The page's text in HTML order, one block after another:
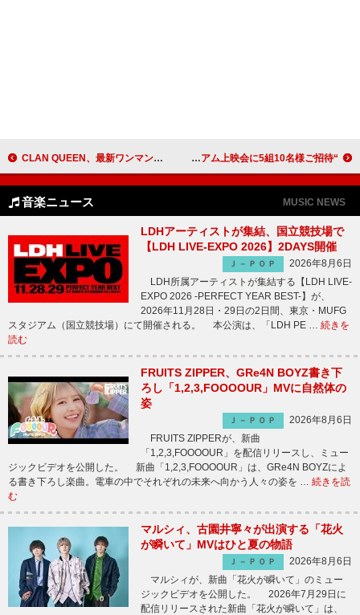
CLAN QUEEN、最新ワンマンライブから「サーチライト」ライブ映像公開 “日本最古の物語×ボカロP” Netflix映画『超かぐや姫！』プレミアム上映会に5組10名様ご招待
音楽ニュース MUSIC NEWS
LDHアーティストが集結、国立競技場で
【LDH LIVE-EXPO 2026】2DAYS開催
Ｊ－ＰＯＰ
2026年8月6日
LDH所属アーティストが集結する【LDH LIVE-
EXPO 2026 -PERFECT YEAR BEST-】が、
2026年11月28日・29日の2日間、東京・MUFG
スタジアム（国立競技場）にて開催される。 本公演は、「LDH PE … 続きを
読む
FRUITS ZIPPER、GRe4N BOYZ書き下
ろし「1,2,3,FOOOOUR」MVに自然体の
姿
Ｊ－ＰＯＰ
2026年8月6日
FRUITS ZIPPERが、新曲
「1,2,3,FOOOOUR」を配信リリースし、ミュー
ジックビデオを公開した。 新曲「1,2,3,FOOOOUR」は、GRe4N BOYZによ
る書き下ろし楽曲。電車の中でそれぞれの未来へ向かう人々の姿を … 続きを読
む
マルシィ、古園井寧々が出演する「花火
が瞬いて」MVはひと夏の物語
Ｊ－ＰＯＰ
2026年8月6日
マルシィが、新曲「花火が瞬いて」のミュー
ジックビデオを公開した。 2026年7月29日に
配信リリースされた新曲「花火が瞬いて」は、